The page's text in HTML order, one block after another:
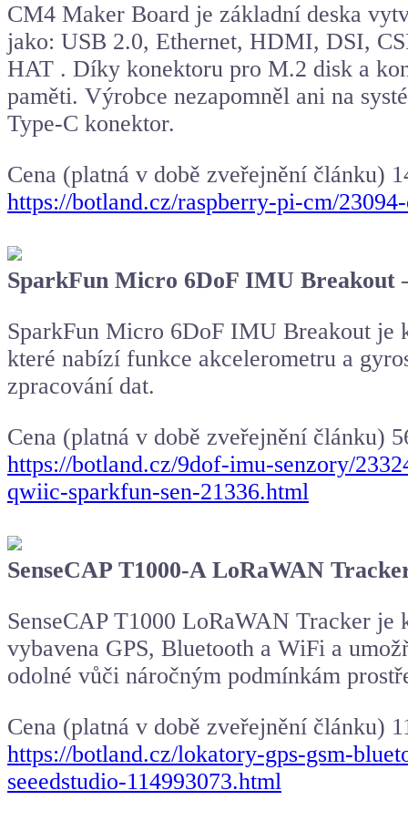
CM4 Maker Board je základní deska
jako: USB 2.0, Ethernet, HDMI, DSI,
HAT . Díky konektoru pro M.2 disk a
paměti. Výrobce nezapomněl ani na
Type-C konektor.
Cena (platná v době zveřejnění článku)
https://botland.cz/raspberry-pi-cm/
SparkFun Micro 6DoF IMU Breakout
SparkFun Micro 6DoF IMU Breakout je
které nabízí funkce akcelerometru a
zpracování dat.
Cena (platná v době zveřejnění článku)
https://botland.cz/9dof-imu-senzory/
qwiic-sparkfun-sen-21336.html
SenseCAP T1000-A LoRaWAN
SenseCAP T1000 LoRaWAN Tracker
vybavena GPS, Bluetooth a WiFi a
odolné vůči náročným podmínkám
Cena (platná v době zveřejnění článku)
https://botland.cz/lokatory-gps-gsm-
seeedstudio-114993073.html